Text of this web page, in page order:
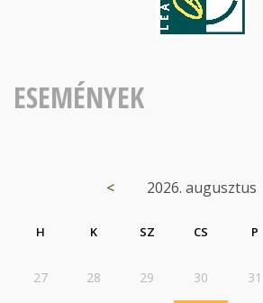
ESEMÉNYEK
< 2026. augusztus
H K SZ CS P
27 28 29 30 31